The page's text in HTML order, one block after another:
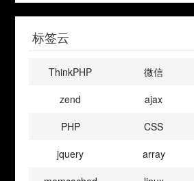
标签云
ThinkPHP 微信
zend
ajax
PHP
CSS
jquery
array